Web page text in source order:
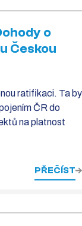
o
Českou
ratifikaci. Ta by
ČR do
na platnost
PŘEČÍST